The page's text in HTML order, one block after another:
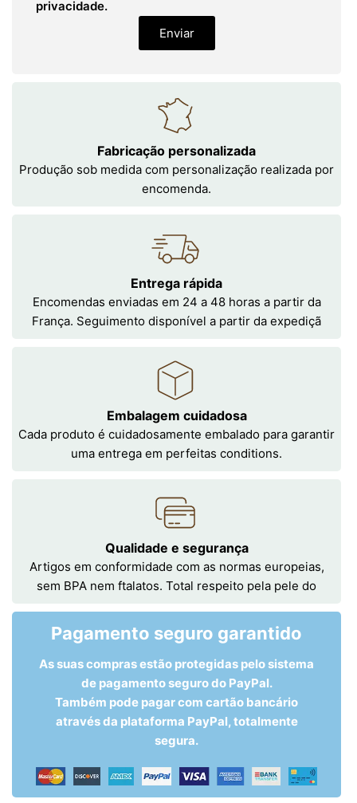
privacidade.
Enviar
Fabricação personalizada
Produção sob medida com personalização realizada por
encomenda.
Entrega rápida
Encomendas enviadas em 24 a 48 horas a partir da
França. Seguimento disponível a partir da expediçã
Embalagem cuidadosa
Cada produto é cuidadosamente embalado para garantir
uma entrega em perfeitas conditions.
Qualidade e segurança
Artigos em conformidade com as normas europeias,
sem BPA nem ftalatos. Total respeito pela pele do
Pagamento seguro garantido
As suas compras estão protegidas pelo sistema
de pagamento seguro do PayPal.
Também pode pagar com cartão bancário
através da plataforma PayPal, totalmente
segura.